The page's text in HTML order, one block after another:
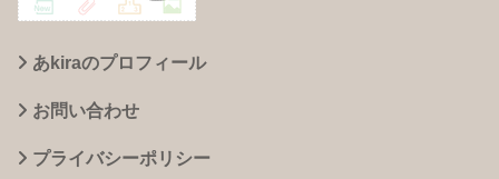
あkiraのプロフィール
お問い合わせ
プライバシーポリシー